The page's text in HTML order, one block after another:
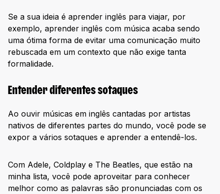
Se a sua ideia é aprender inglês para viajar, por
exemplo, aprender inglês com música acaba sendo
uma ótima forma de evitar uma comunicação muito
rebuscada em um contexto que não exige tanta
formalidade.
Entender diferentes sotaques
Ao ouvir músicas em inglês cantadas por artistas
nativos de diferentes partes do mundo, você pode se
expor a vários sotaques e aprender a entendê-los.
Com Adele, Coldplay e The Beatles, que estão na
minha lista, você pode aproveitar para conhecer
melhor como as palavras são pronunciadas com os